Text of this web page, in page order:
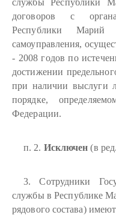
договоров с
Республики
самоуправления,
- 2008 годов по
достижении
при наличии выслуги
порядке,
Федерации.
п. 2. Исключен (в
3. Сотрудники
службы в Республике
рядового состава)